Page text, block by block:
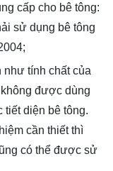
cấp cho bê tông:
sử dụng bê tông
tính chất của
được dùng
diện bê tông.
cần thiết thì
có thể được sử